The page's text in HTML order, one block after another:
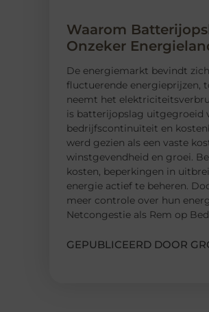
Waarom
Onzeker
De energiemarkt bevindt
fluctuerende energieprijzen,
neemt het
is batterijopslag uitgegroeid
bedrijfscontinuïteit en
werd gezien als een vaste
winstgevendheid en groei.
kosten, beperkingen in
energie actief te beheren.
meer controle over hun
Netcongestie als Rem op
GEPUBLICEERD DOOR